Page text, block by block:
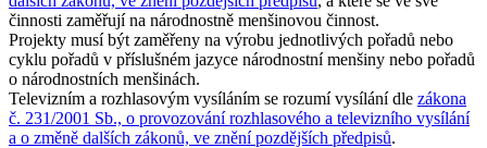
činnosti zaměřují na národnostně menšinovou činnost.
Projekty musí být zaměřeny na výrobu jednotlivých pořadů nebo
cyklu pořadů v příslušném jazyce národnostní menšiny nebo pořadů
o národnostních menšinách.
Televizním a rozhlasovým vysíláním se rozumí vysílání dle zákona
č. 231/2001 Sb., o provozování rozhlasového a televizního vysílání
a o změně dalších zákonů, ve znění pozdějších předpisů.